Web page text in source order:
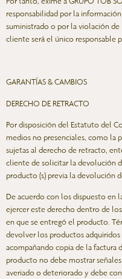
responsabilidad por la
suministrado o por la violación
cliente será el único responsable
GARANTÍAS & CAMBIOS
DERECHO DE RETRACTO
Por disposición del Estatuto del
medios no presenciales, como la
sujetas al derecho de retracto,
cliente de solicitar la devolución
producto (s) previa la devolución
De acuerdo con los dispuesto en
ejercer este derecho dentro de
en que se entregó el producto.
devolver los productos adquiridos
acompañando copia de la factura
producto no debe mostrar
averiado o deteriorado y debe